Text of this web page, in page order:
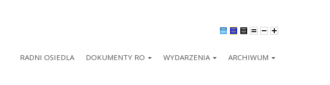
RADNI OSIEDLA DOKUMENTY RO WYDARZENIA ARCHIWUM